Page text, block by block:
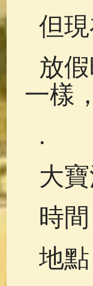
但
放
一樣
.
大
時
地